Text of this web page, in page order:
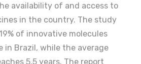
availability of and access to
in the country. The study
of innovative molecules
in Brazil, while the average
5.5 years. The report